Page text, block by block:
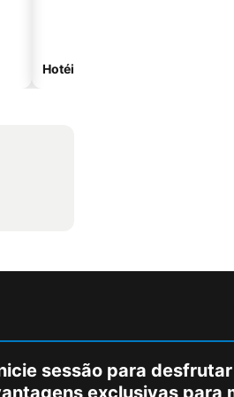
Hotéis com estacionamento
sessão para
exclusivas para